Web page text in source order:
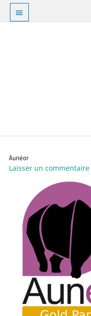
Aller
contenu
Au
dessus
Aunéor
Laisser un commentaire